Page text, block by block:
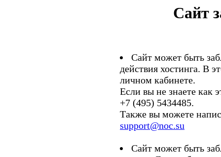
Сайт
Сайт может быть
действия хостинга. В
личном кабинете.
Если вы не знаете как
+7 (495) 5434485.
Также вы можете
support@noc.su
Сайт может быть